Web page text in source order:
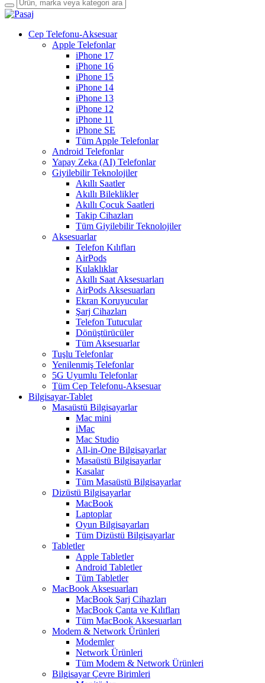
Cep Telefonu-Aksesuar
Apple Telefonlar
iPhone 17
iPhone 16
iPhone 15
iPhone 14
iPhone 13
iPhone 12
iPhone 11
iPhone SE
Tüm Apple Telefonlar
Android Telefonlar
Yapay Zeka (AI) Telefonlar
Giyilebilir Teknolojiler
Akıllı Saatler
Akıllı Bileklikler
Akıllı Çocuk Saatleri
Takip Cihazları
Tüm Giyilebilir Teknolojiler
Aksesuarlar
Telefon Kılıfları
AirPods
Kulaklıklar
Akıllı Saat Aksesuarları
AirPods Aksesuarları
Ekran Koruyucular
Şarj Cihazları
Telefon Tutucular
Dönüştürücüler
Tüm Aksesuarlar
Tuşlu Telefonlar
Yenilenmiş Telefonlar
5G Uyumlu Telefonlar
Tüm Cep Telefonu-Aksesuar
Bilgisayar-Tablet
Masaüstü Bilgisayarlar
Mac mini
iMac
Mac Studio
All-in-One Bilgisayarlar
Masaüstü Bilgisayarlar
Kasalar
Tüm Masaüstü Bilgisayarlar
Dizüstü Bilgisayarlar
MacBook
Laptoplar
Oyun Bilgisayarları
Tüm Dizüstü Bilgisayarlar
Tabletler
Apple Tabletler
Android Tabletler
Tüm Tabletler
MacBook Aksesuarları
MacBook Şarj Cihazları
MacBook Çanta ve Kılıfları
Tüm MacBook Aksesuarları
Modem & Network Ürünleri
Modemler
Network Ürünleri
Tüm Modem & Network Ürünleri
Bilgisayar Çevre Birimleri